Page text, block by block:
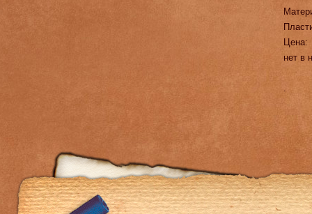
Цена:
нет в
.